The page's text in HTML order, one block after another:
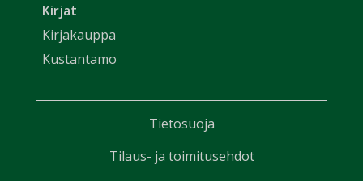
Kirjat
Kirjakauppa
Kustantamo
Tietosuoja
Tilaus- ja toimitusehdot